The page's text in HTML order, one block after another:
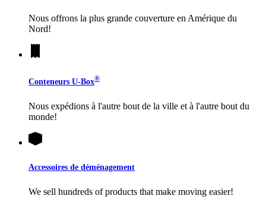
Nous offrons la plus grande couverture en Amérique du
Nord!
Conteneurs U-Box®
Nous expédions à l'autre bout de la ville et à l'autre bout du
monde!
Accessoires de déménagement
We sell hundreds of products that make moving easier!